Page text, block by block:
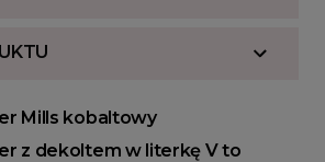
Mills kobaltowy
z dekoltem w literkę V to